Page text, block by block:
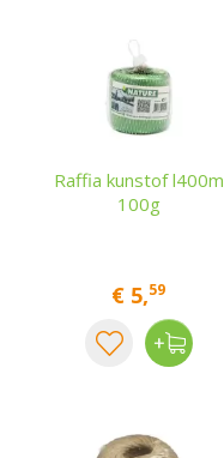
Raffia kunstof l400m
100g
€ 5,59